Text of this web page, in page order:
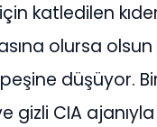
katledilen
olursa olsun
peşine düşüyor.
gizli CIA